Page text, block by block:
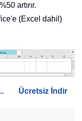
artırır.
(Excel dahil)
Ücretsiz İndir